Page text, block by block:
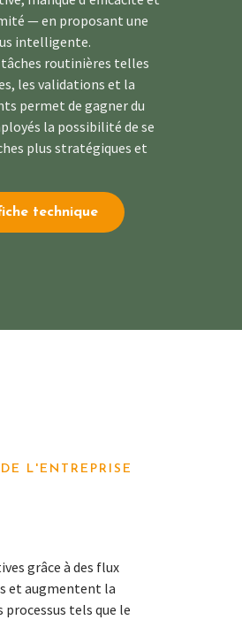
— en proposant une
intelligente.
routinières telles
les validations et la
permet de gagner du
la possibilité de se
plus stratégiques et
technique
L'ENTREPRISE
grâce à des flux
et augmentent la
tels que le